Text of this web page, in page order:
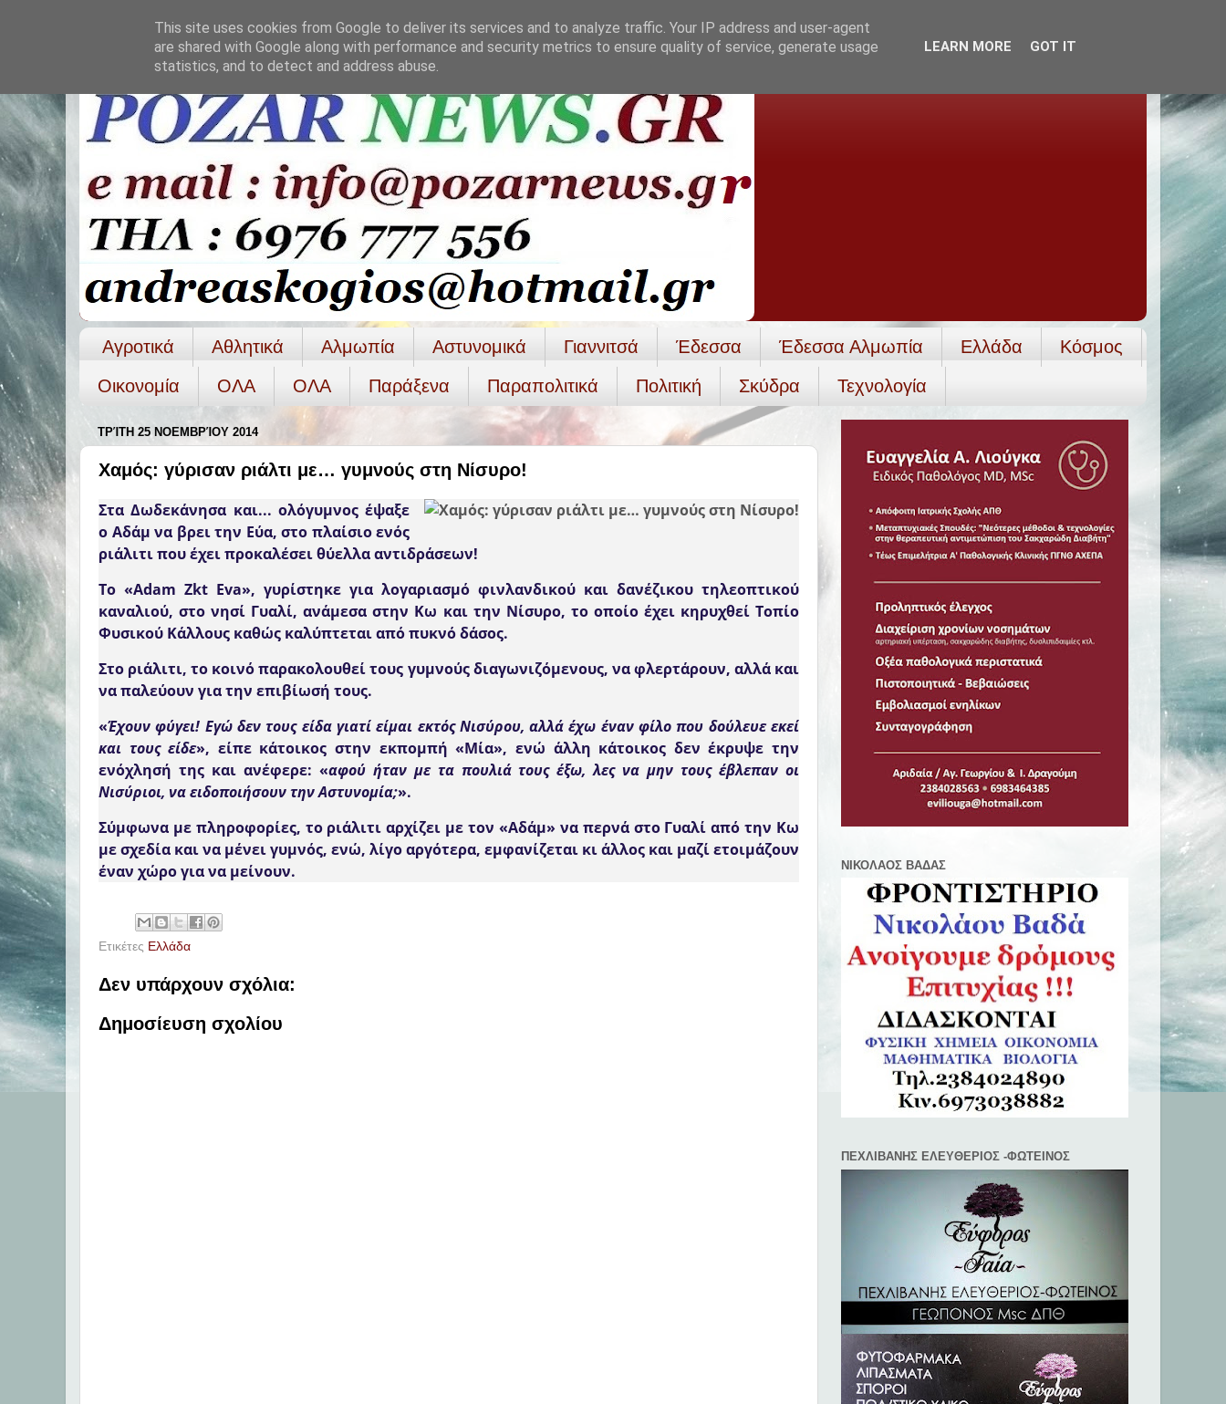
Αγροτικά Αθλητικά Αλμωπία Αστυνομικά Γιαννιτσά Έδεσσα Έδεσσα Αλμωπία Ελλάδα
Κόσμος
Οικονομία
ΟΛΑ ΟΛA Παράξενα Παραπολιτικά Πολιτική Σκύδρα Τεχνολογία
ΤΡΊΤΗ 25 ΝΟΕΜΒΡΊΟΥ 2014
Χαμός: γύρισαν ριάλτι με… γυμνούς στη Νίσυρο!
​Στα Δωδεκάνησα και... ολόγυμνος έψαξε
ο Αδάμ να βρει την Εύα, στο πλαίσιο ενός
ριάλιτι που έχει προκαλέσει θύελλα αντιδράσεων!
Το «Adam Zkt Eva», γυρίστηκε για λογαριασμό φινλανδικού και δανέζικου τηλεοπτικού
καναλιού, στονησί Γυαλί,ανάμεσα στην Κω και την Νίσυρο, το οποίο έχει κηρυχθεί Τοπίο
Φυσικού Κάλλους καθώς καλύπτεται από πυκνό δάσος.
Στο ριάλιτι, το κοινό παρακολουθεί τους γυμνούς διαγωνιζόμενους, ναφλερτάρουν, αλλά και
ναπαλεύουν για την επιβίωσή τους.
«Έχουν φύγει! Εγώ δεν τους είδα γιατί είμαι εκτός Νισύρου, αλλά έχω έναν φίλο που δούλευε εκεί
και τους είδε», είπε κάτοικος στην εκπομπή «Μία», ενώ άλλη κάτοικος δεν έκρυψε την
ενόχλησή της και ανέφερε: «αφού ήταν με τα πουλιά τους έξω, λες να μην τους έβλεπαν οι
Νισύριοι, να ειδοποιήσουν την Αστυνομία;».
Σύμφωνα με πληροφορίες, το ριάλιτι αρχίζει με τον «Αδάμ» να περνά στο Γυαλί από την Κω
με σχεδία και να μένει γυμνός, ενώ, λίγο αργότερα, εμφανίζεται κι άλλος και μαζίετοιμάζουν
έναν χώρο για να μείνουν.
Ετικέτες Ελλάδα
Δεν υπάρχουν σχόλια:
Δημοσίευση σχολίου
ΝΙΚΟΛΑΟΣ ΒΑΔΑΣ
ΠΕΧΛΙΒANΗΣ ΕΛΕΥΘΕΡΙΟΣ -ΦΩΤΕΙΝΟΣ
This site uses cookies from Google to deliver its services and to analyze traffic. Your IP address and user-agent
are shared with Google along with performance and security metrics to ensure quality of service, generate usage
statistics, and to detect and address abuse.
LEARN MORE GOT IT